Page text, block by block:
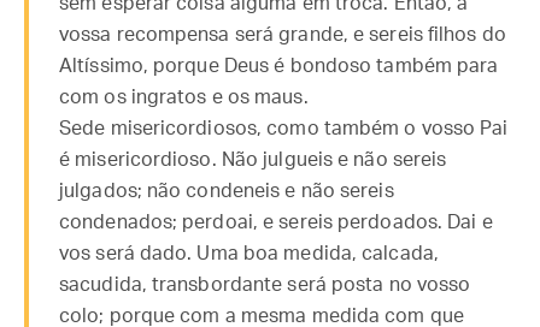
vossa recompensa será grande, e sereis filhos do
Altíssimo, porque Deus é bondoso também para
com os ingratos e os maus.
Sede misericordiosos, como também o vosso Pai
é misericordioso. Não julgueis e não sereis
julgados; não condeneis e não sereis
condenados; perdoai, e sereis perdoados. Dai e
vos será dado. Uma boa medida, calcada,
sacudida, transbordante será posta no vosso
colo; porque com a mesma medida com que